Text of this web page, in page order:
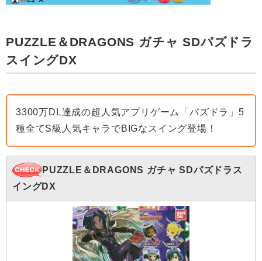
PUZZLE＆DRAGONS ガチャ SDパズドラ
スイングDX
3300万DL達成の超人気アプリゲーム「パズドラ」5
種全てS級人気キャラでBIGなスイング登場！
PUZZLE＆DRAGONS ガチャ SDパズドラス
イングDX